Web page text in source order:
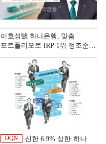
이호성號 하나은행, 맞춤
포트폴리오로 IRP 1위 정조준
DQN
신한 6.9% 상한·하나